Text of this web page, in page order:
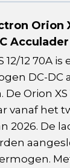
Orion
Acculader
12/12 70A
DC-DC
Orion XS
vanaf het
2026. De